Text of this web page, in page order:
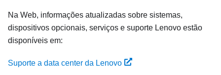
Na Web, informações atualizadas sobre sistemas,
dispositivos opcionais, serviços e suporte Lenovo estão
disponíveis em:
Suporte a data center da Lenovo